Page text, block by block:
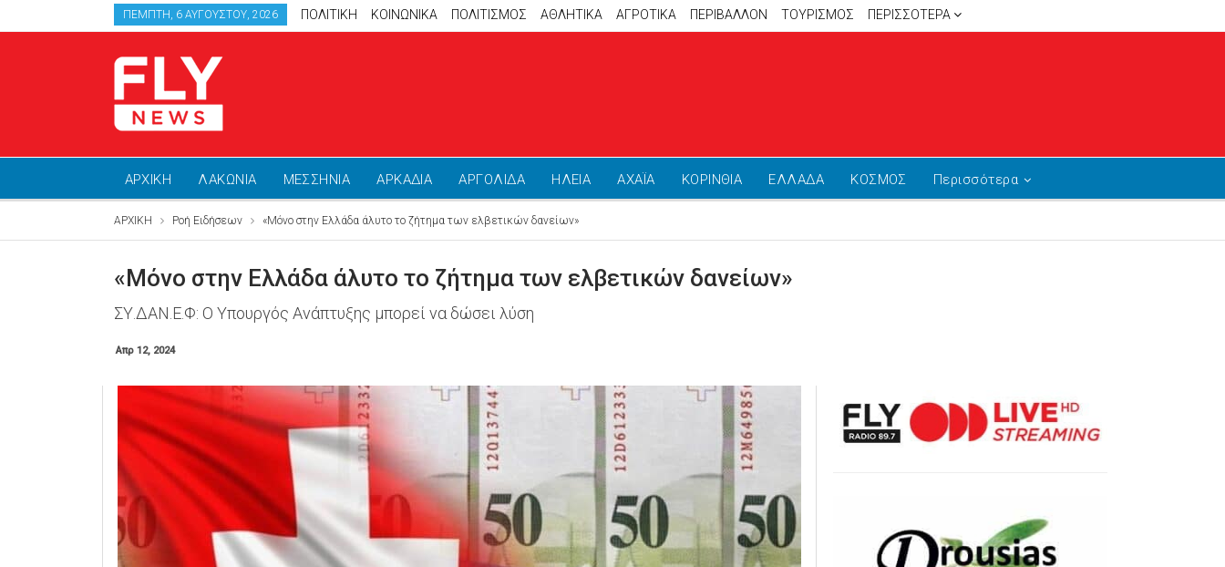
ΠΈΜΠΤΗ, 6 ΑΥΓΟΎΣΤΟΥ, 2026 ΠΟΛΙΤΙΚΗ ΚΟΙΝΩΝΙΚΑ ΠΟΛΙΤΙΣΜΟΣ ΑΘΛΗΤΙΚΆ ΑΓΡΟΤΙΚΑ ΠΕΡΙΒΑΛΛΟΝ ΤΟΥΡΙΣΜΟΣ ΠΕΡΙΣΣΌΤΕΡΑ
ΑΡΧΙΚΗ ΛΑΚΩΝΙΑ ΜΕΣΣΗΝΙΑ ΑΡΚΑΔΙΑ ΑΡΓΟΛΙΔΑ ΗΛΕΙΑ ΑΧΑΪΑ ΚΟΡΙΝΘΙΑ ΕΛΛΑΔΑ ΚΟΣΜΟΣ Περισσότερα
ΑΡΧΙΚΗ Ροή Ειδήσεων «Μόνο στην Ελλάδα άλυτο το ζήτημα των ελβετικών δανείων»
«Μόνο στην Ελλάδα άλυτο το ζήτημα των ελβετικών δανείων»
ΣΥ.ΔΑΝ.Ε.Φ: Ο Υπουργός Ανάπτυξης μπορεί να δώσει λύση
Απρ 12, 2024